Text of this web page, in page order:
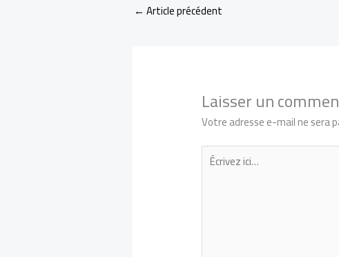
← Article précédent
Laisser un
Votre adresse e-mail ne sera
Écrivez
ici…